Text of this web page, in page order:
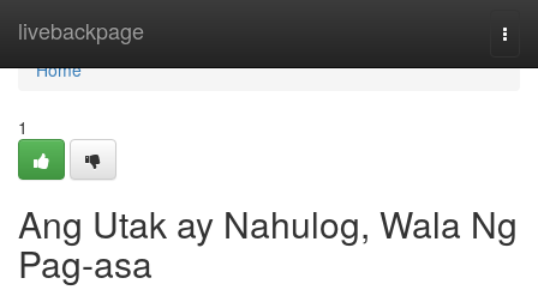
livebackpage
Home
Home
1
Ang Utak ay Nahulog, Wala Ng
Pag-asa